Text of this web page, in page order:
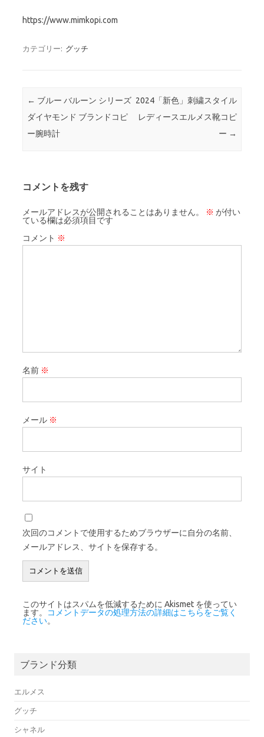
https://www.mimkopi.com
カテゴリー: グッチ
投稿ナビゲーション
← ブルー バルーン シリーズ
ダイヤモンド ブランドコピ
ー腕時計
2024「新色」刺繍スタイル
レディースエルメス靴コピ
ー →
コメントを残す
メールアドレスが公開されることはありません。 ※ が付い
ている欄は必須項目です
コメント ※
名前 ※
メール ※
サイト
次回のコメントで使用するためブラウザーに自分の名前、
メールアドレス、サイトを保存する。
このサイトはスパムを低減するために Akismet を使ってい
ます。
コメントデータの処理方法の詳細はこちらをご覧く
ださい。
ブランド分類
エルメス
グッチ
シャネル